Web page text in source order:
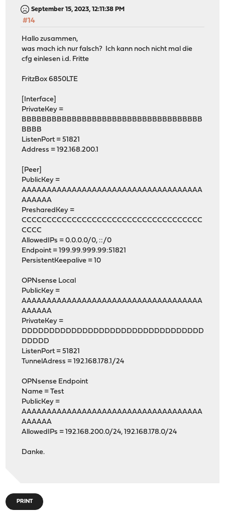
September 15, 2023, 12:11:38 PM
#14
Hallo zusammen,
was mach ich nur falsch? Ich kann noch nicht mal die
cfg einlesen i.d. Fritte
FritzBox 6850LTE
[Interface]
PrivateKey =
BBBBBBBBBBBBBBBBBBBBBBBBBBBBBBBBBBBB
BBBB
ListenPort = 51821
Address = 192.168.200.1
[Peer]
PublicKey =
AAAAAAAAAAAAAAAAAAAAAAAAAAAAAAAAAAAA
AAAAAA
PresharedKey =
CCCCCCCCCCCCCCCCCCCCCCCCCCCCCCCCCCCC
CCCC
AllowedIPs = 0.0.0.0/0, ::/0
Endpoint = 199.99.999.99:51821
PersistentKeepalive = 10
OPNsense Local
PublicKey =
AAAAAAAAAAAAAAAAAAAAAAAAAAAAAAAAAAAA
AAAAAA
PrivateKey =
DDDDDDDDDDDDDDDDDDDDDDDDDDDDDDDDD
DDDDD
ListenPort = 51821
TunnelAdress = 192.168.178.1/24
OPNsense Endpoint
Name = Test
PublicKey =
AAAAAAAAAAAAAAAAAAAAAAAAAAAAAAAAAAAA
AAAAAA
AllowedIPs = 192.168.200.0/24, 192.168.178.0/24
Danke.
PRINT